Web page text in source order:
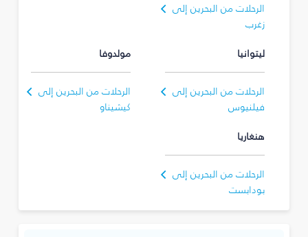
الرحلات من البحرين إلى
زغرب
ليتوانيا
الرحلات من البحرين إلى
فيلنيوس
مولدوفا
الرحلات من البحرين إلى
كيشيناو
هنغاريا
الرحلات من البحرين إلى
بودابست